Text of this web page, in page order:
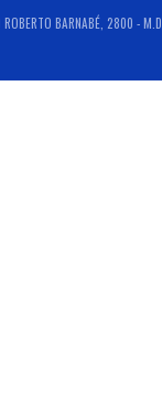
ROBERTO BARNABÉ, 2800 -